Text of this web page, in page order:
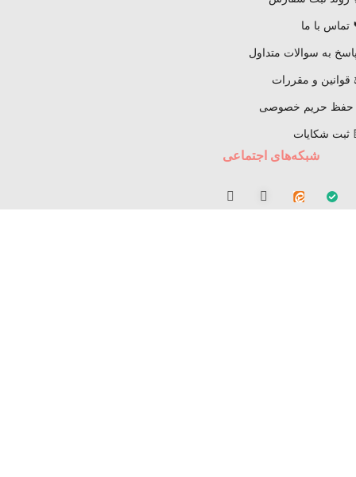
تماس با ما
به سوالات متداول
و مقررات
حفظ حریم خصوصی
ثبت شکایات
شبکه‌های اجتماعی